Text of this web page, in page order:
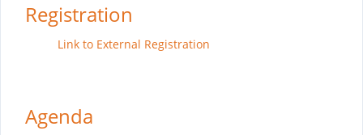
Registration
Link to External Registration
Agenda